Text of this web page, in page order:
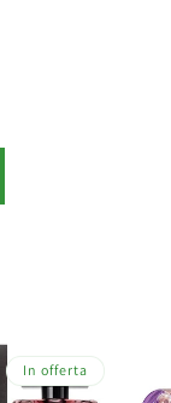
In offerta